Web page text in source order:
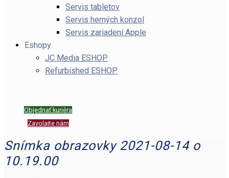
Servis tabletov
Servis herných konzol
Servis zariadení Apple
Eshopy
JC Media ESHOP
Refurbished ESHOP
Objednať kuriéra
Zavolajte nám
Snímka obrazovky 2021-08-14 o
10.19.00